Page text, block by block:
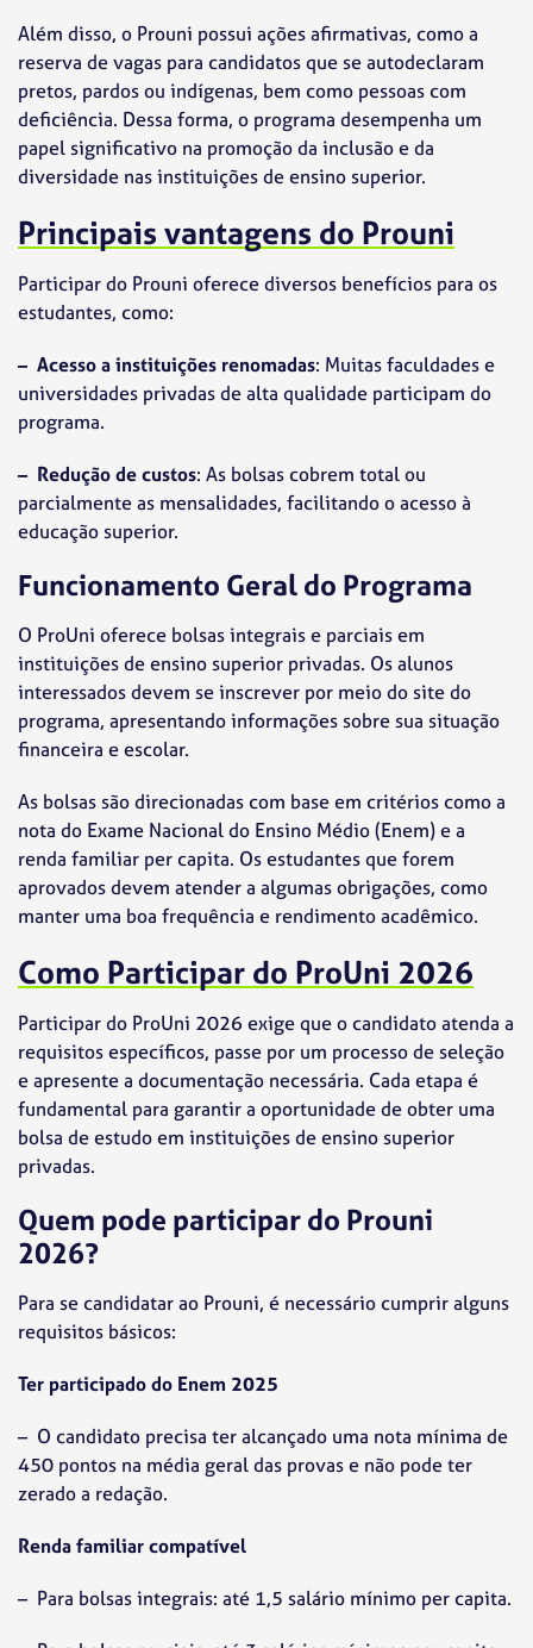
Além disso, o Prouni possui ações afirmativas, como a
reserva de vagas para candidatos que se autodeclaram
pretos, pardos ou indígenas, bem como pessoas com
deficiência. Dessa forma, o programa desempenha um
papel significativo na promoção da inclusão e da
diversidade nas instituições de ensino superior.
Principais vantagens do Prouni
Participar do Prouni oferece diversos benefícios para os
estudantes, como:
– Acesso a instituições renomadas: Muitas faculdades e
universidades privadas de alta qualidade participam do
programa.
– Redução de custos: As bolsas cobrem total ou
parcialmente as mensalidades, facilitando o acesso à
educação superior.
Funcionamento Geral do Programa
O ProUni oferece bolsas integrais e parciais em
instituições de ensino superior privadas. Os alunos
interessados devem se inscrever por meio do site do
programa, apresentando informações sobre sua situação
financeira e escolar.
As bolsas são direcionadas com base em critérios como a
nota do Exame Nacional do Ensino Médio (Enem) e a
renda familiar per capita. Os estudantes que forem
aprovados devem atender a algumas obrigações, como
manter uma boa frequência e rendimento acadêmico.
Como Participar do ProUni 2026
Participar do ProUni 2026 exige que o candidato atenda a
requisitos específicos, passe por um processo de seleção
e apresente a documentação necessária. Cada etapa é
fundamental para garantir a oportunidade de obter uma
bolsa de estudo em instituições de ensino superior
privadas.
Quem pode participar do Prouni
2026?
Para se candidatar ao Prouni, é necessário cumprir alguns
requisitos básicos:
Ter participado do Enem 2025
– O candidato precisa ter alcançado uma nota mínima de
450 pontos na média geral das provas e não pode ter
zerado a redação.
Renda familiar compatível
– Para bolsas integrais: até 1,5 salário mínimo per capita.